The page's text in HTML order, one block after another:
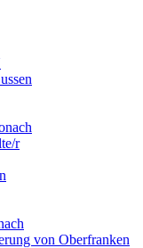
r
von Oberfranken